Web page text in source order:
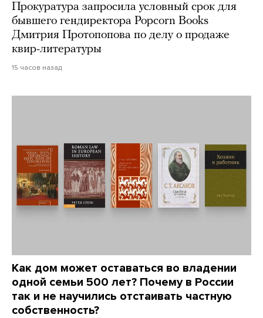
Прокуратура запросила условный срок для
бывшего гендиректора Popcorn Books
Дмитрия Протопопова по делу о продаже
квир-литературы
15 часов назад
Как дом может оставаться во владении
одной семьи 500 лет? Почему в России
так и не научились отстаивать частную
собственность?